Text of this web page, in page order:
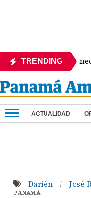
TRENDING
Lide dio dos medallas
ACTUALIDAD
Darién / José
PANAMÁ